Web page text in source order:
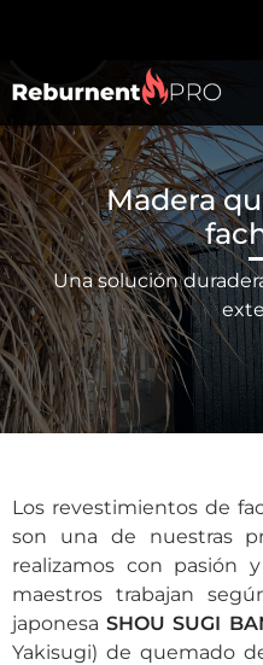
Madera
Una solución
Los revestimientos de
son una de nuestras
realizamos con pasión
maestros trabajan
japonesaSHOU SUGI
Yakisugi) de quemado